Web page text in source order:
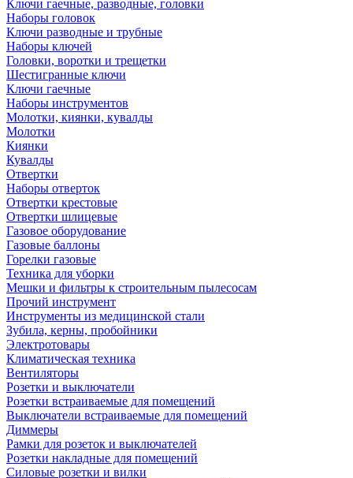
Ключи гаечные, разводные, головки
Наборы головок
Ключи разводные и трубные
Наборы ключей
Головки, воротки и трещетки
Шестигранные ключи
Ключи гаечные
Наборы инструментов
Молотки, киянки, кувалды
Молотки
Киянки
Кувалды
Отвертки
Наборы отверток
Отвертки крестовые
Отвертки шлицевые
Газовое оборудование
Газовые баллоны
Горелки газовые
Техника для уборки
Мешки и фильтры к строительным пылесосам
Прочий инструмент
Инструменты из медицинской стали
Зубила, керны, пробойники
Электротовары
Климатическая техника
Вентиляторы
Розетки и выключатели
Розетки встраиваемые для помещений
Выключатели встраиваемые для помещений
Диммеры
Рамки для розеток и выключателей
Розетки накладные для помещений
Силовые розетки и вилки